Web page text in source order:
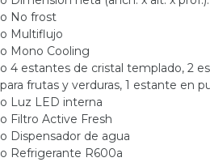
o No frost
o Multiflujo
o Mono Cooling
o 4 estantes de cristal templado, 2
para frutas y verduras, 1 estante en
o Luz LED interna
o Filtro Active Fresh
o Dispensador de agua
o Refrigerante R600a